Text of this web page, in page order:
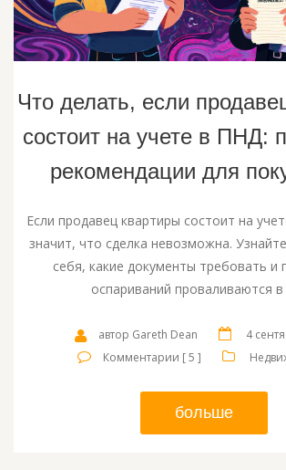
Что делать, если
состоит на учете в ПНД:
рекомендации для
Если продавец квартиры состоит на
значит, что сделка невозможна.
себя, какие документы требовать и
оспариваний проваливаются в
автор Gareth Dean
4
Комментарии [ 5 ]
больше